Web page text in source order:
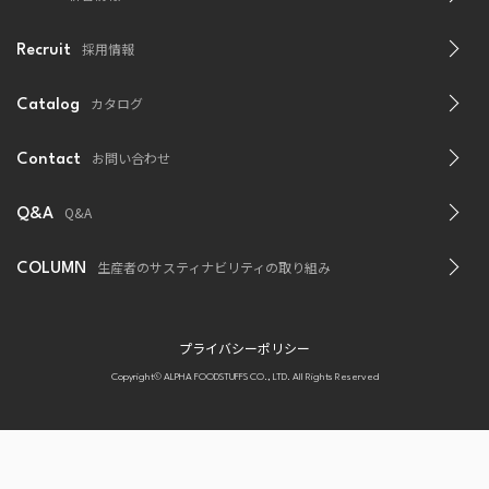
Recruit 採用情報
Catalog カタログ
Contact お問い合わせ
Q&A Q&A
COLUMN 生産者のサスティナビリティの取り組み
プライバシーポリシー
Copyright© ALPHA FOODSTUFFS CO., LTD. All Rights Reserved